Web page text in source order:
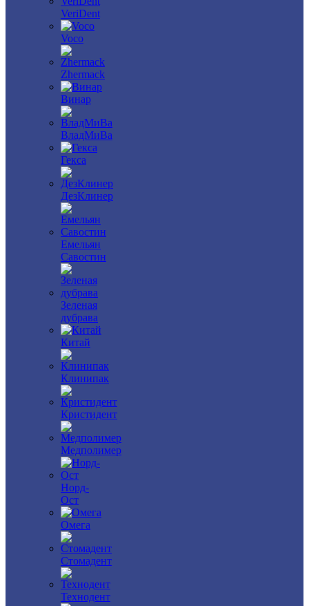
VeriDent
Voco
Zhermack
Винар
ВладМиВа
Гекса
ДезКлинер
Емельян
Савостин
Зеленая
дубрава
Китай
Клинипак
Кристидент
Медполимер
Норд-
Ост
Омега
Стомадент
Технодент